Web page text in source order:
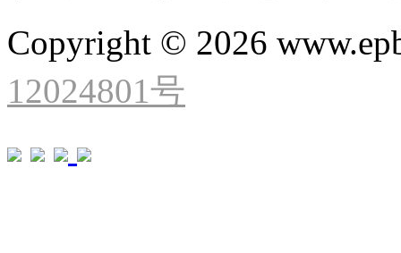
Copyright © 2026
12024801号